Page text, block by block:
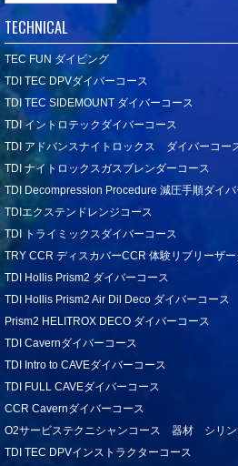
TECHNICAL
TEC FUN ダイビング
TDI TEC DPVダイバーコース
TDI TEC SIDEMOUNT ダイバーコース
TDI イントロテックダイバーコース
TDI アドバンスナイトロックス ダイバーコー
TDI ナイトロックスガスブレンダーコース
TDI Decompression Procedure 減圧手順ダイバ
TDIエクステンドレンジコース
TDI トライミックスダイバーコース
TRY CCR ディスカバーCCR 体験リブリーザ
TDI Hollis Prism2 ダイバーコース
TDI Hollis Prism2 Air Dil Deco ダイバーコース
Prism2 HELITROX DECO ダイバーコース
TDI Cavernダイバーコース
TDI Intro to CAVEダイバーコース
TDI FULL CAVEダイバーコース
CCR Cavernダイバーコース
O2サービステクニシャンコース 器材 シリン
TDI TEC DPVインストラクターコース